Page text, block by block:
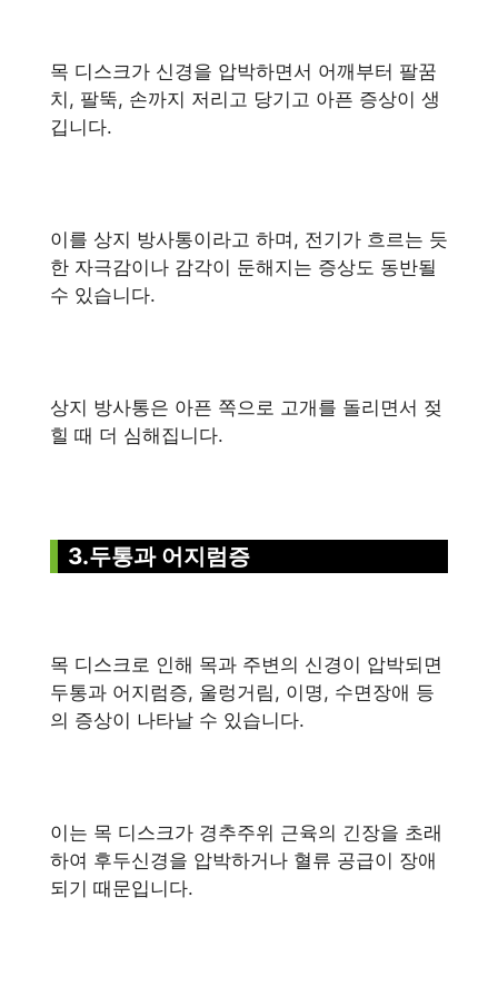
목 디스크가 신경을 압박하면서 어깨부터 팔꿈
치, 팔뚝, 손까지 저리고 당기고 아픈 증상이 생
깁니다.
이를 상지 방사통이라고 하며, 전기가 흐르는 듯
한 자극감이나 감각이 둔해지는 증상도 동반될
수 있습니다.
상지 방사통은 아픈 쪽으로 고개를 돌리면서 젖
힐 때 더 심해집니다.
3.두통과 어지럼증
목 디스크로 인해 목과 주변의 신경이 압박되면
두통과 어지럼증, 울렁거림, 이명, 수면장애 등
의 증상이 나타날 수 있습니다.
이는 목 디스크가 경추주위 근육의 긴장을 초래
하여 후두신경을 압박하거나 혈류 공급이 장애
되기 때문입니다.